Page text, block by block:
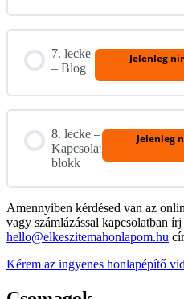
7. lecke
– Blog
Jelenleg
8. lecke –
Kapcsolat
blokk
Jelenleg
Amennyiben kérdésed van az
vagy számlázással kapcsolatban írj
hello@elkeszitemahonlapom.hu
Kérem az ingyenes honlapépítő